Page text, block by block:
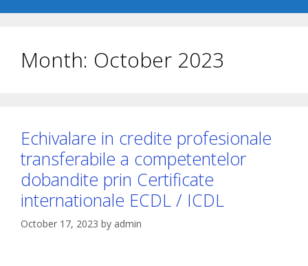
Month: October 2023
Echivalare in credite profesionale
transferabile a competentelor
dobandite prin Certificate
internationale ECDL / ICDL
October 17, 2023 by admin